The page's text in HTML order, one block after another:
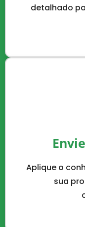
detalhado
Aplique o
sua